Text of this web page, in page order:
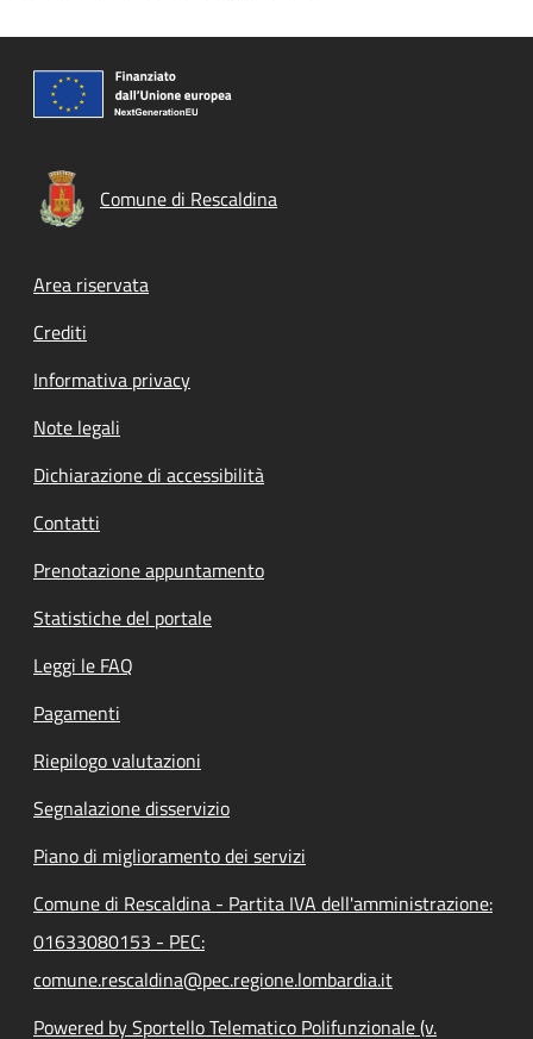
Comune di Rescaldina
Footer menu
Area riservata
Crediti
Informativa privacy
Note legali
Dichiarazione di accessibilità
Contatti
Prenotazione appuntamento
Statistiche del portale
Leggi le FAQ
Pagamenti
Riepilogo valutazioni
Segnalazione disservizio
Piano di miglioramento dei servizi
Comune di Rescaldina - Partita IVA dell'amministrazione:
01633080153 - PEC:
comune.rescaldina@pec.regione.lombardia.it
Powered by Sportello Telematico Polifunzionale (v.